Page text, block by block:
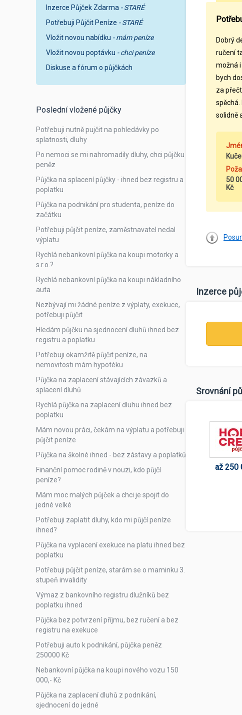
Inzerce Půjček Zdarma - STARÉ
Potřebuji Půjčit Peníze - STARÉ
Vložit novou nabídku - mám peníze
Vložit novou poptávku - chci peníze
Diskuse a fórum o půjčkách
Poslední vložené půjčky
Potřebuji nutně pujčit na pohledávky po
splatnosti, dluhy
Po nemoci se mi nahromadily dluhy, chci půjčku
peněz
Půjčka na splacení půjčky - ihned bez registru a
poplatku
Půjčka na podnikání pro studenta, peníze do
začátku
Potřebuji půjčit peníze, zaměstnavatel nedal
výplatu
Rychlá nebankovní půjčka na koupi motorky a
s.r.o.?
Rychlá nebankovní půjčka na koupi nákladního
auta
Nezbývají mi žádné peníze z výplaty, exekuce,
potřebuji půjčit
Hledám půjčku na sjednocení dluhů ihned bez
registru a poplatku
Potřebuji okamžitě půjčit peníze, na
nemovitosti mám hypotéku
Půjčka na zaplacení stávajících závazků a
splacení dluhů
Rychlá půjčka na zaplacení dluhu ihned bez
poplatku
Mám novou práci, čekám na výplatu a potřebuji
půjčit peníze
Půjčka na školné ihned - bez zástavy a poplatků
Finanční pomoc rodině v nouzi, kdo půjčí
peníze?
Mám moc malých půjček a chci je spojit do
jedné velké
Potřebuji zaplatit dluhy, kdo mi půjčí peníze
ihned?
Půjčka na vyplacení exekuce na platu ihned bez
poplatku
Potřebuji půjčit peníze, starám se o maminku 3.
stupeň invalidity
Výmaz z bankovního registru dlužníků bez
poplatku ihned
Půjčka bez potvrzení příjmu, bez ručení a bez
registru na exekuce
Potřebuji auto k podnikání, půjčka peněz
250000 Kč
Nebankovní půjčka na koupi nového vozu 150
000,- Kč
Půjčka na zaplacení dluhů z podnikání,
sjednocení do jedné
Dobrý
ručení
možná
bych
za
spěchá.
solidně
50
Kč
Inzerce
Srovnání
až 250